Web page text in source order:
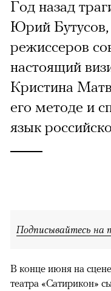
Год назад
Юрий
режиссеров
настоящий
Кристина
его методе и
язык
Подписывайтесь на
В конце июня на
театра «Сатирикон»